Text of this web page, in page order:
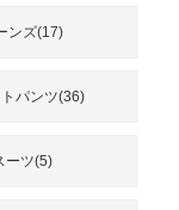
ンズ(17)
パンツ(36)
ーツ(5)